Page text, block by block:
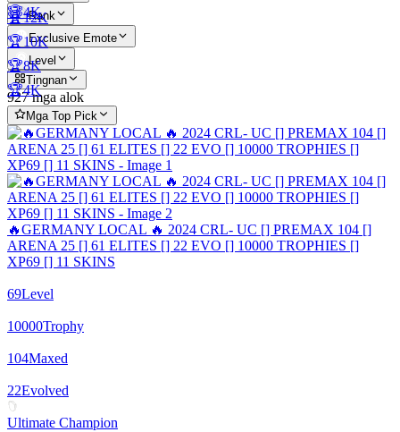
🏆4K
🏆12K
🏆10K
🏆8K
🏆4K
Rank
Exclusive Emote
Level
Tingnan
927 mga alok
Mga Top Pick
🔥GERMANY LOCAL 🔥 2024 CRL- UC [] PREMAX 104 []
ARENA 25 [] 61 ELITES [] 22 EVO [] 10000 TROPHIES []
XP69 [] 11 SKINS
69Level
10000Trophy
104Maxed
22Evolved
Ultimate Champion